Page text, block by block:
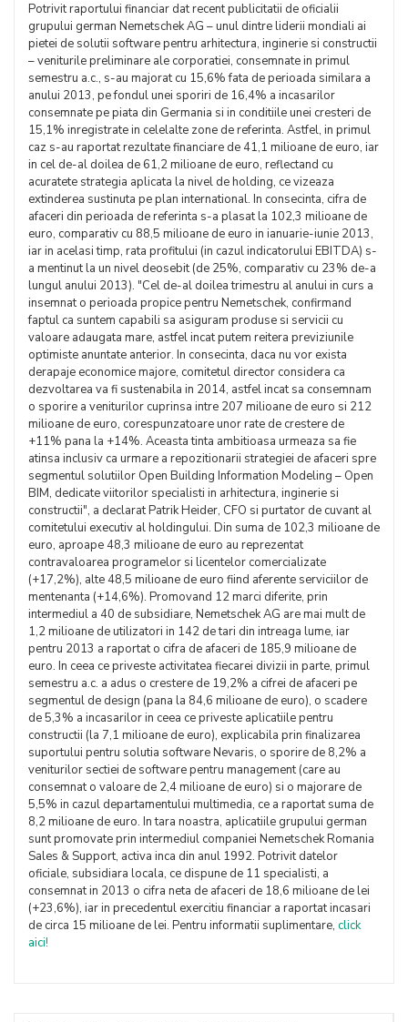
Potrivit raportului financiar dat recent publicitatii de oficialii
grupului german Nemetschek AG – unul dintre liderii mondiali ai
pietei de solutii software pentru arhitectura, inginerie si constructii
– veniturile preliminare ale corporatiei, consemnate in primul
semestru a.c., s-au majorat cu 15,6% fata de perioada similara a
anului 2013, pe fondul unei sporiri de 16,4% a incasarilor
consemnate pe piata din Germania si in conditiile unei cresteri de
15,1% inregistrate in celelalte zone de referinta. Astfel, in primul
caz s-au raportat rezultate financiare de 41,1 milioane de euro, iar
in cel de-al doilea de 61,2 milioane de euro, reflectand cu
acuratete strategia aplicata la nivel de holding, ce vizeaza
extinderea sustinuta pe plan international. In consecinta, cifra de
afaceri din perioada de referinta s-a plasat la 102,3 milioane de
euro, comparativ cu 88,5 milioane de euro in ianuarie-iunie 2013,
iar in acelasi timp, rata profitului (in cazul indicatorului EBITDA) s-
a mentinut la un nivel deosebit (de 25%, comparativ cu 23% de-a
lungul anului 2013). "Cel de-al doilea trimestru al anului in curs a
insemnat o perioada propice pentru Nemetschek, confirmand
faptul ca suntem capabili sa asiguram produse si servicii cu
valoare adaugata mare, astfel incat putem reitera previziunile
optimiste anuntate anterior. In consecinta, daca nu vor exista
derapaje economice majore, comitetul director considera ca
dezvoltarea va fi sustenabila in 2014, astfel incat sa consemnam
o sporire a veniturilor cuprinsa intre 207 milioane de euro si 212
milioane de euro, corespunzatoare unor rate de crestere de
+11% pana la +14%. Aceasta tinta ambitioasa urmeaza sa fie
atinsa inclusiv ca urmare a repozitionarii strategiei de afaceri spre
segmentul solutiilor Open Building Information Modeling – Open
BIM, dedicate viitorilor specialisti in arhitectura, inginerie si
constructii", a declarat Patrik Heider, CFO si purtator de cuvant al
comitetului executiv al holdingului. Din suma de 102,3 milioane de
euro, aproape 48,3 milioane de euro au reprezentat
contravaloarea programelor si licentelor comercializate
(+17,2%), alte 48,5 milioane de euro fiind aferente serviciilor de
mentenanta (+14,6%). Promovand 12 marci diferite, prin
intermediul a 40 de subsidiare, Nemetschek AG are mai mult de
1,2 milioane de utilizatori in 142 de tari din intreaga lume, iar
pentru 2013 a raportat o cifra de afaceri de 185,9 milioane de
euro. In ceea ce priveste activitatea fiecarei divizii in parte, primul
semestru a.c. a adus o crestere de 19,2% a cifrei de afaceri pe
segmentul de design (pana la 84,6 milioane de euro), o scadere
de 5,3% a incasarilor in ceea ce priveste aplicatiile pentru
constructii (la 7,1 milioane de euro), explicabila prin finalizarea
suportului pentru solutia software Nevaris, o sporire de 8,2% a
veniturilor sectiei de software pentru management (care au
consemnat o valoare de 2,4 milioane de euro) si o majorare de
5,5% in cazul departamentului multimedia, ce a raportat suma de
8,2 milioane de euro. In tara noastra, aplicatiile grupului german
sunt promovate prin intermediul companiei Nemetschek Romania
Sales & Support, activa inca din anul 1992. Potrivit datelor
oficiale, subsidiara locala, ce dispune de 11 specialisti, a
consemnat in 2013 o cifra neta de afaceri de 18,6 milioane de lei
(+23,6%), iar in precedentul exercitiu financiar a raportat incasari
de circa 15 milioane de lei. Pentru informatii suplimentare, click
aici!